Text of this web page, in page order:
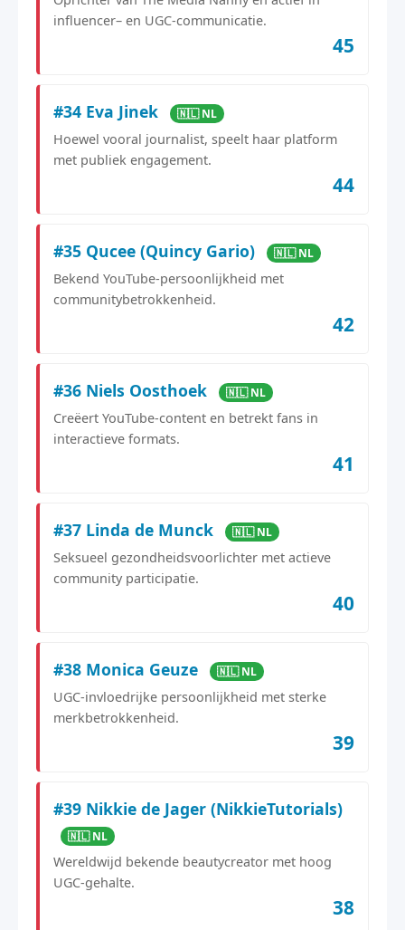
influencer– en UGC-communicatie.
45
#34 Eva Jinek 🇳🇱 NL
Hoewel vooral journalist, speelt haar platform
met publiek engagement.
44
#35 Qucee (Quincy Gario) 🇳🇱 NL
Bekend YouTube-persoonlijkheid met
communitybetrokkenheid.
42
#36 Niels Oosthoek 🇳🇱 NL
Creëert YouTube-content en betrekt fans in
interactieve formats.
41
#37 Linda de Munck 🇳🇱 NL
Seksueel gezondheidsvoorlichter met actieve
community participatie.
40
#38 Monica Geuze 🇳🇱 NL
UGC-invloedrijke persoonlijkheid met sterke
merkbetrokkenheid.
39
#39 Nikkie de Jager (NikkieTutorials)
🇳🇱 NL
Wereldwijd bekende beautycreator met hoog
UGC-gehalte.
38